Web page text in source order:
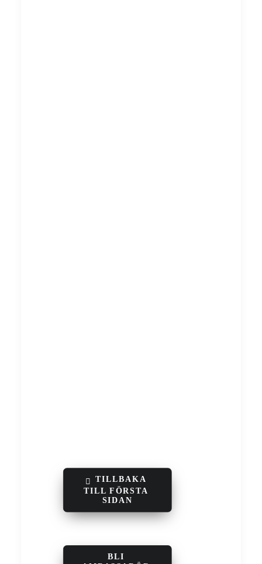
TILLBAKA
TILL FÖRSTA
SIDAN
BLI